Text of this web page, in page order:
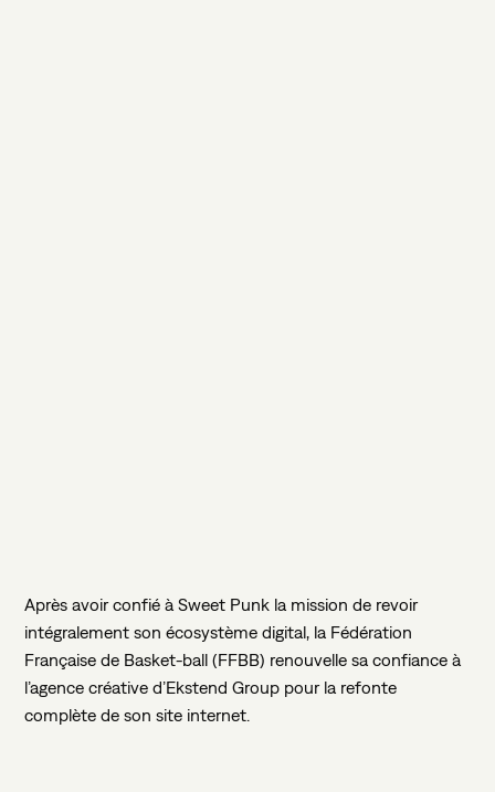
Après avoir confié à Sweet Punk la mission de revoir
intégralement son écosystème digital, la Fédération
Française de Basket-ball (FFBB) renouvelle sa confiance à
l’agence créative d’Ekstend Group pour la refonte
complète de son site internet.